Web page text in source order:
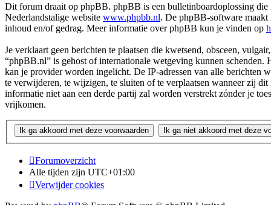
Dit forum draait op phpBB. phpBB is een bulletinboardoplossing die
Nederlandstalige website www.phpbb.nl. De phpBB-software maakt
inhoud en/of gedrag. Meer informatie over phpBB kun je vinden op
Je verklaart geen berichten te plaatsen die kwetsend, obsceen,
“phpBB.nl” is gehost of internationale wetgeving kunnen
kan je provider worden ingelicht. De IP-adressen van alle berichten
te verwijderen, te wijzigen, te sluiten of te verplaatsen wanneer zij
informatie niet aan een derde partij zal worden verstrekt zónder je
vrijkomen.
Forumoverzicht
Alle tijden zijn UTC+01:00
Verwijder cookies